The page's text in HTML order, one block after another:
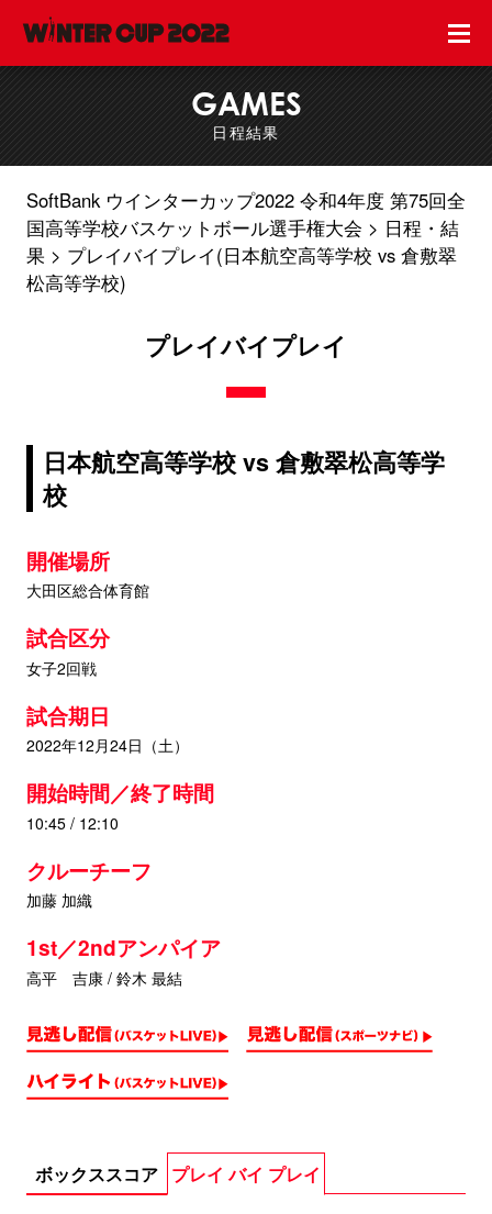
GAMES
日程結果
SoftBank ウインターカップ2022 令和4年度 第75回全
国高等学校バスケットボール選手権大会
日程・結
果
プレイバイプレイ(日本航空高等学校 vs 倉敷翠
松高等学校)
プレイバイプレイ
日本航空高等学校 vs 倉敷翠松高等学
校
開催場所
大田区総合体育館
試合区分
女子2回戦
試合期日
2022年12月24日（土）
開始時間／終了時間
10:45 / 12:10
クルーチーフ
加藤 加織
1st／2ndアンパイア
高平 吉康 / 鈴木 最結
ボックススコア プレイ バイ プレイ